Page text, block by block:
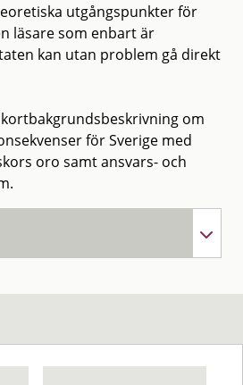
utgångspunkter för
läsare som enbart är
kan utan problem gå direkt
om
för Sverige med
oro samt ansvars- och